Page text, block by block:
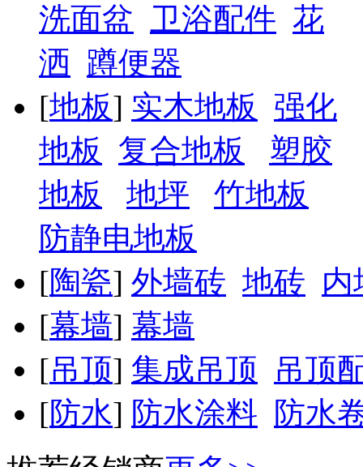
洗面盆
卫浴配件 花
洒 蹲便器
[地板] 实木地板
强化
地板
复合地板
塑胶
地板
地坪
竹地板
防静电地板
[陶瓷] 外墙砖 地砖 内
[幕墙] 幕墙
[吊顶] 集成吊顶
吊顶
[防水] 防水涂料
防水